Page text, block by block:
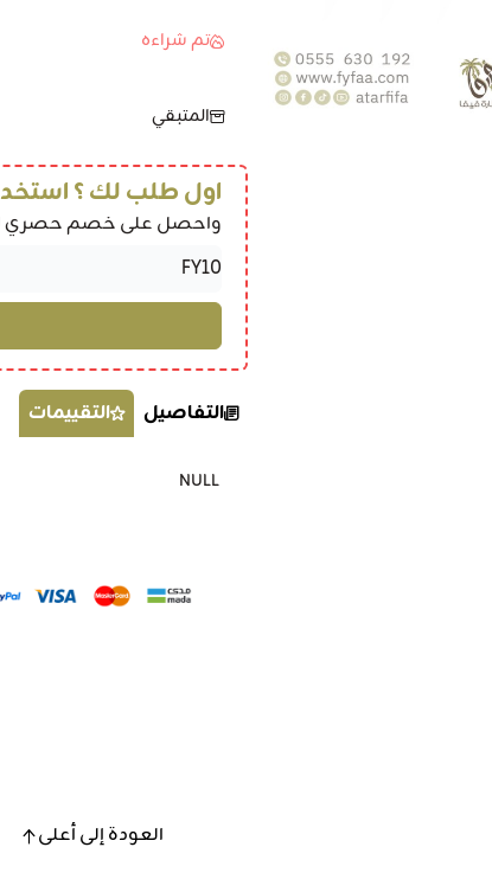
تم شراءه
المتبقي
اول طلب لك ؟
واحصل على خصم حصري
التفاصيل التقييمات
NULL
العودة إلى أعلى